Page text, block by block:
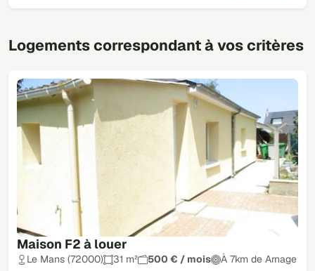
Logements correspondant à vos critères
Maison F2 à louer
Le Mans (72000) 31 m² 500 € / mois À 7km de Arnage